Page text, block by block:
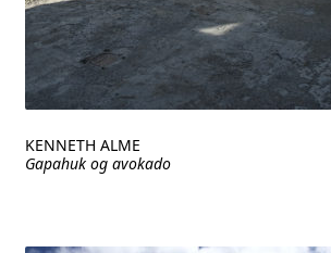
KENNETH ALME
Gapahuk og avokado